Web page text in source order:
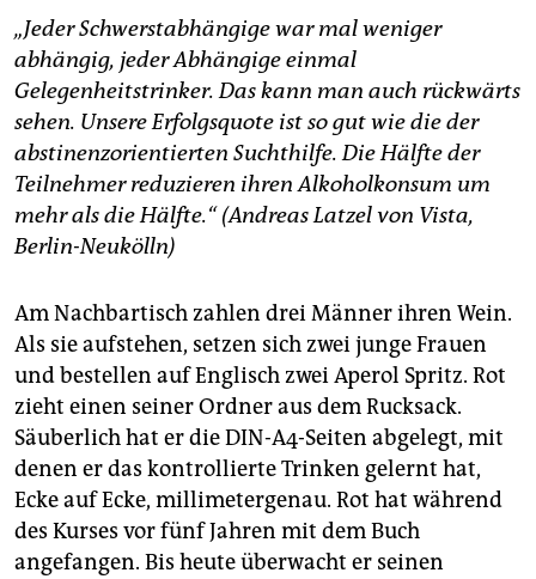
„Jeder Schwerstabhängige war mal weniger
abhängig, jeder Abhängige einmal
Gelegenheitstrinker. Das kann man auch rückwärts
sehen. Unsere Erfolgsquote ist so gut wie die der
abstinenz­orientierten Suchthilfe. Die Hälfte der
Teilnehmer reduzieren ihren Alkoholkonsum um
mehr als die Hälfte.“ (Andreas Latzel von Vista,
Berlin-Neukölln)
Am Nachbartisch zahlen drei Männer ihren Wein.
Als sie aufstehen, setzen sich zwei junge Frauen
und bestellen auf Englisch zwei Aperol Spritz. Rot
zieht einen seiner Ordner aus dem Rucksack.
Säuberlich hat er die DIN-A4-Seiten abgelegt, mit
denen er das kontrollierte Trinken gelernt hat,
Ecke auf Ecke, millimetergenau. Rot hat während
des Kurses vor fünf Jahren mit dem Buch
angefangen. Bis heute überwacht er seinen